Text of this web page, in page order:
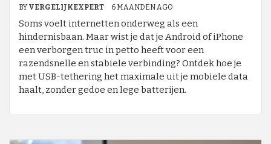
BY VERGELIJKEXPERT 6 MAANDEN AGO
Soms voelt internetten onderweg als een
hindernisbaan. Maar wist je dat je Android of iPhone
een verborgen truc in petto heeft voor een
razendsnelle en stabiele verbinding? Ontdek hoe je
met USB-tethering het maximale uit je mobiele data
haalt, zonder gedoe en lege batterijen.